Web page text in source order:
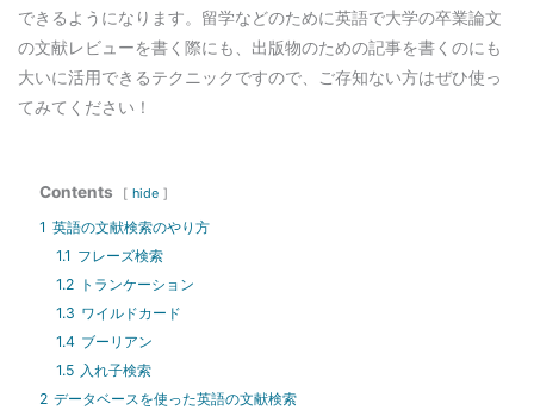
できるようになります。留学などのために英語で大学の卒業論文
の文献レビューを書く際にも、出版物のための記事を書くのにも
大いに活用できるテクニックですので、ご存知ない方はぜひ使っ
てみてください！
Contents hide
1 英語の文献検索のやり方
1.1 フレーズ検索
1.2 トランケーション
1.3 ワイルドカード
1.4 ブーリアン
1.5 入れ子検索
2 データベースを使った英語の文献検索